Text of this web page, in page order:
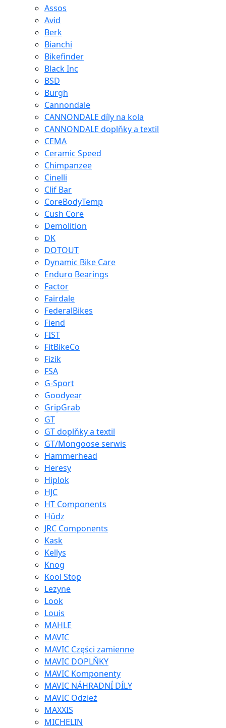
Assos
Avid
Berk
Bianchi
Bikefinder
Black Inc
BSD
Burgh
Cannondale
CANNONDALE díly na kola
CANNONDALE doplňky a textil
CEMA
Ceramic Speed
Chimpanzee
Cinelli
Clif Bar
CoreBodyTemp
Cush Core
Demolition
DK
DOTOUT
Dynamic Bike Care
Enduro Bearings
Factor
Fairdale
FederalBikes
Fiend
FIST
FitBikeCo
Fizik
FSA
G-Sport
Goodyear
GripGrab
GT
GT doplňky a textil
GT/Mongoose serwis
Hammerhead
Heresy
Hiplok
HJC
HT Components
Hüdz
JRC Components
Kask
Kellys
Knog
Kool Stop
Lezyne
Look
Louis
MAHLE
MAVIC
MAVIC Części zamienne
MAVIC DOPLŇKY
MAVIC Komponenty
MAVIC NÁHRADNÍ DÍLY
MAVIC Odzież
MAXXIS
MICHELIN